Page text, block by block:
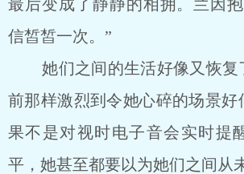
最后变成了静静的相拥。兰因
信皙皙一次。”
她们之间的生活好像又恢复
前那样激烈到令她心碎的场景好
果不是对视时电子音会实时提
平，她甚至都要以为她们之间从